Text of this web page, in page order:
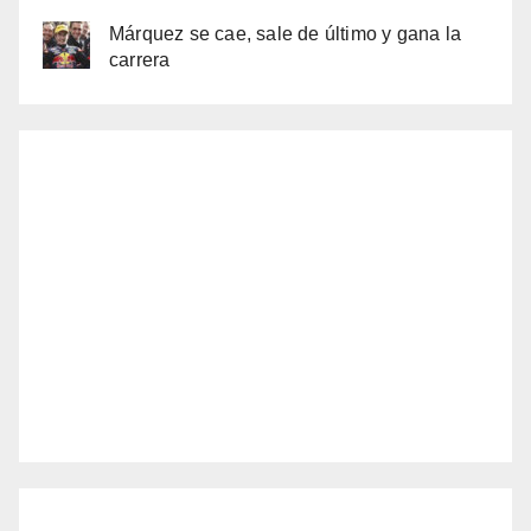
Márquez se cae, sale de último y gana la
carrera